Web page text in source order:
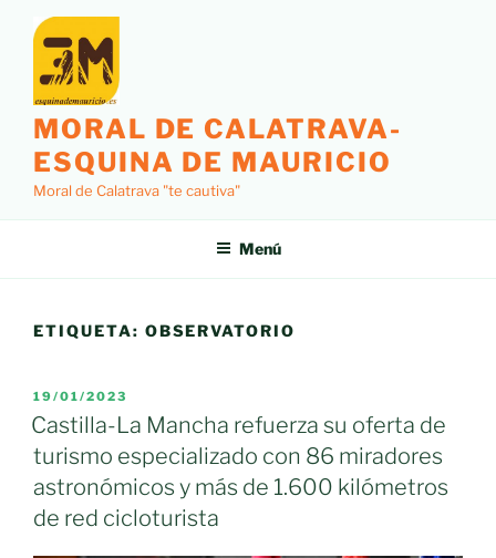
contenido
MORAL DE CALATRAVA-
ESQUINA DE MAURICIO
Moral de Calatrava "te cautiva"
Menú
ETIQUETA: OBSERVATORIO
PUBLICADO
EL
19/01/2023
Castilla-La Mancha refuerza su oferta de
turismo especializado con 86 miradores
astronómicos y más de 1.600 kilómetros
de red cicloturista